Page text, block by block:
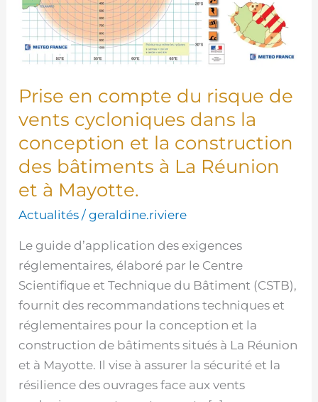
Prise en compte du risque de
vents cycloniques dans la
conception et la construction
des bâtiments à La Réunion
et à Mayotte.
Actualités /geraldine.riviere
Le guide d’application des exigences
réglementaires, élaboré par le Centre
Scientifique et Technique du Bâtiment (CSTB),
fournit des recommandations techniques et
réglementaires pour la conception et la
construction de bâtiments situés à La Réunion
et à Mayotte. Il vise à assurer la sécurité et la
résilience des ouvrages face aux vents
cycloniques
dans
la
et
la
construction
des
bâtiments
à
La